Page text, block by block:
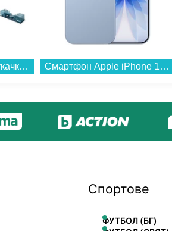
Вертикална прахосмукачка Philips XC5043/01... Смартфон Apple iPhone 17 256GB Mist Blue mg6l4 , 256 GB, 8 GB...
Спортове
ФУТБОЛ (БГ)